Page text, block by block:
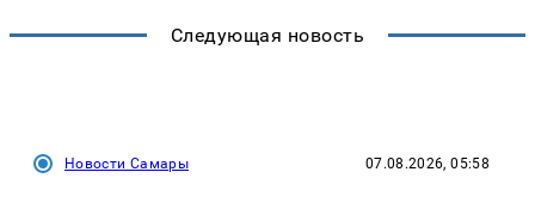
Следующая новость
Новости Самары 07.08.2026, 05:58